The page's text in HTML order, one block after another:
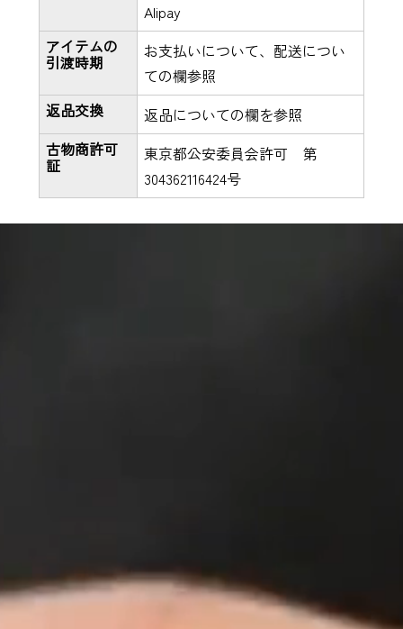
Alipay
アイテムの
引渡時期
お支払いについて、配送につい
ての欄参照
返品交換
返品についての欄を参照
古物商許可
証
東京都公安委員会許可 第
304362116424号